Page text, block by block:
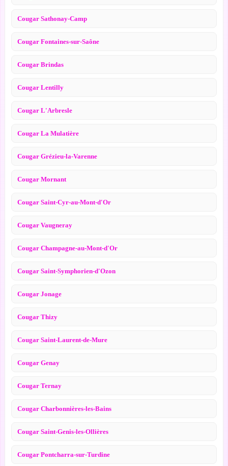
Cougar Sathonay-Camp
Cougar Fontaines-sur-Saône
Cougar Brindas
Cougar Lentilly
Cougar L'Arbresle
Cougar La Mulatière
Cougar Grézieu-la-Varenne
Cougar Mornant
Cougar Saint-Cyr-au-Mont-d'Or
Cougar Vaugneray
Cougar Champagne-au-Mont-d'Or
Cougar Saint-Symphorien-d'Ozon
Cougar Jonage
Cougar Thizy
Cougar Saint-Laurent-de-Mure
Cougar Genay
Cougar Ternay
Cougar Charbonnières-les-Bains
Cougar Saint-Genis-les-Ollières
Cougar Pontcharra-sur-Turdine